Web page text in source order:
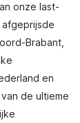
onze last-
Brabant,
en
de ultieme